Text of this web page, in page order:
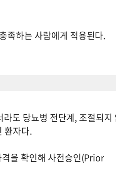
족하는 사람에게 적용된다.
도 당뇨병 전단계, 조절되지
환자다.
을 확인해 사전승인(Prior